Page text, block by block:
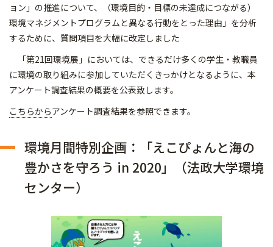
ョン」の推進について、（環境目的・目標の未達成につながる）
環境マネジメントプログラムと異なる行動をとった理由」を分析
するために、質問項目を大幅に改定しました
「第21回環境展」においては、できるだけ多くの学生・教職員
に環境の取り組みに参加していただくきっかけとなるように、本
アンケート調査結果の概要を公表致します。
こちらからアンケート調査結果を参照できます。
環境月間特別企画：「えこぴょんと海の
豊かさを守ろう in 2020」（法政大学環境
センター）